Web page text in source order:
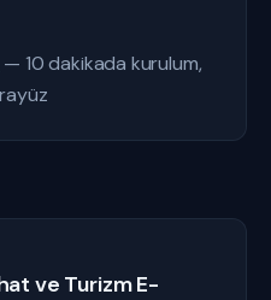
— 10 dakikada kurulum,
ve Turizm E-